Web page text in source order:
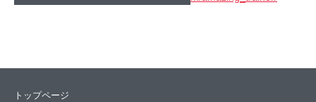
トップページ